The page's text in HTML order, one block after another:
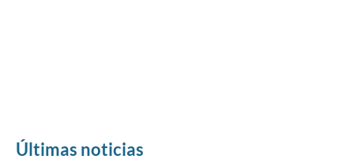
Últimas noticias